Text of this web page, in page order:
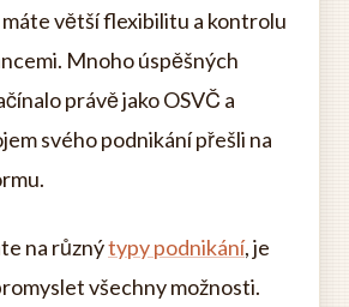
máte větší flexibilitu a kontrolu
Mnoho úspěšných
právě jako OSVČ a
svého podnikání přešli na
na různýtypy podnikání, je
všechny možnosti.